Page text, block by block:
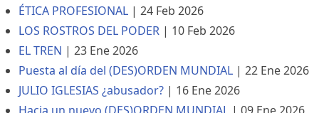
ÉTICA PROFESIONAL | 24 Feb 2026
LOS ROSTROS DEL PODER | 10 Feb 2026
EL TREN | 23 Ene 2026
Puesta al día del (DES)ORDEN MUNDIAL | 22 Ene 2026
JULIO IGLESIAS ¿abusador? | 16 Ene 2026